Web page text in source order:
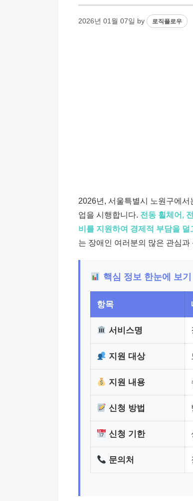
2026년 01월 07일 by 로직플로우
2026년, 서울특별시 노원구에
업을 시행합니다. 전동 휠체어,
비를 지원하여 경제적 부담을
는 장애인 여러분의 많은 관심과
핵심 정보 한눈에 보기
항목
서비스명
지원 대상
지원 내용
신청 방법
신청 기한
문의처